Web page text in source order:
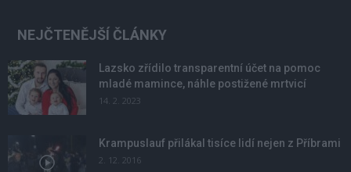
NEJČTENĚJŠÍ ČLÁNKY
Lazsko zřídilo transparentní účet na pomoc
mladé mamince, náhle postižené mrtvicí
14. 2. 2023
Krampuslauf přilákal tisíce lidí nejen z Příbrami
2. 12. 2016